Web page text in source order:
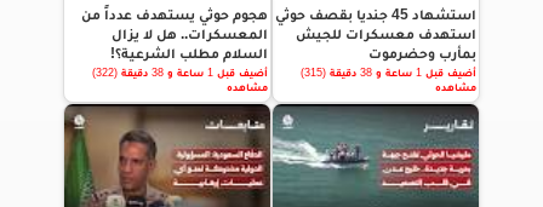
استشهاد 45 جنديا بقصف حوثي
استهدف معسكرات للجيش
بمأرب وحضرموت
أضيف قبل 1 ساعة و 38 دقيقة (315)
مشاهده
هجوم حوثي يستهدف عدداً من
المعسكرات.. هل لا يزال
السلام مطلب الشرعية؟!
أضيف قبل 1 ساعة و 38 دقيقة (322)
مشاهده